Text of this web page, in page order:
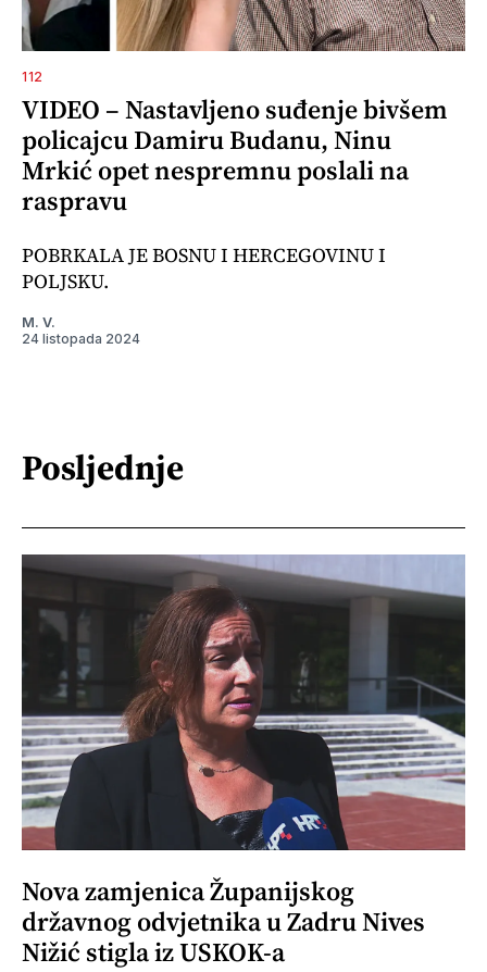
112
VIDEO – Nastavljeno suđenje bivšem
policajcu Damiru Budanu, Ninu
Mrkić opet nespremnu poslali na
raspravu
POBRKALA JE BOSNU I HERCEGOVINU I
POLJSKU.
M. V.
24 listopada 2024
Posljednje
Nova zamjenica Županijskog
državnog odvjetnika u Zadru Nives
Nižić stigla iz USKOK-a